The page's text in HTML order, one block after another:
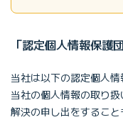
「認定個人情報保護
当社は以下の認定個人情
当社の個人情報の取り
解決の申し出をすること